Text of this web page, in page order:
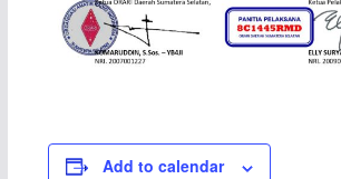
Add to calendar